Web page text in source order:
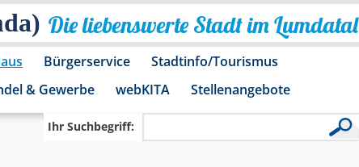
Die liebenswerte Stadt im Lumdatal
Bürgerservice
Stadtinfo/Tourismus
& Gewerbe webKITA Stellenangebote
Ihr Suchbegriff: